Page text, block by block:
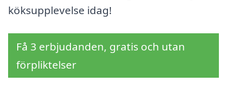
köksupplevelse idag!
Få 3 erbjudanden, gratis och utan
förpliktelser